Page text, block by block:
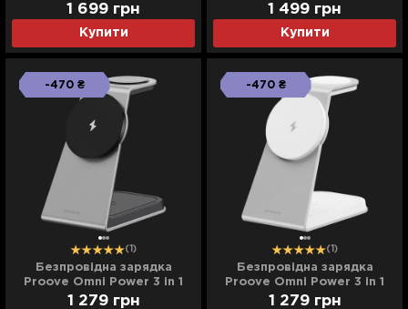
Купити
1 699 грн
(Black)
Купити
1 499 грн
-470 ₴
(1)
Безпровідна зарядка
Proove Omni Power 3 in 1
(Gray)
1 279 грн
-470 ₴
(1)
Безпровідна зарядка
Proove Omni Power 3 in 1
(White)
1 279 грн